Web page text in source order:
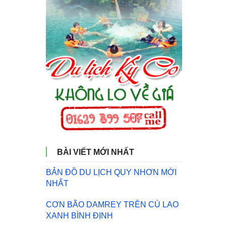
BÀI VIẾT MỚI NHẤT
BẢN ĐỒ DU LỊCH QUY NHƠN MỚI
NHẤT
CƠN BÃO DAMREY TRÊN CÙ LAO
XANH BÌNH ĐỊNH